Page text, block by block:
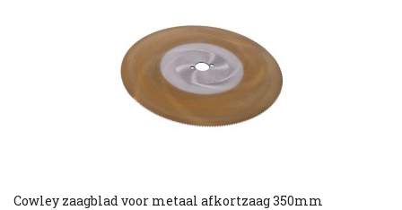
Cowley zaagblad voor metaal afkortzaag 350mm